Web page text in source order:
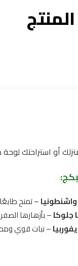
أو استراحتك
– تمنح طابعًا
– بأزهارها
– نبات قوي